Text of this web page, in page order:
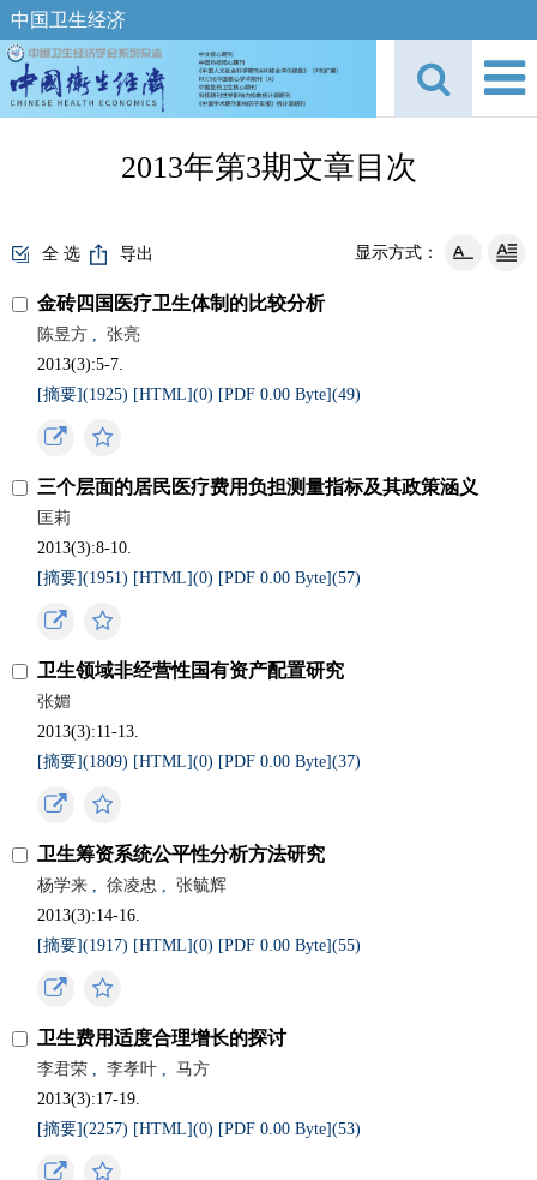
中国卫生经济
2013年第3期文章目次
全 选 导出 显示方式：
金砖四国医疗卫生体制的比较分析
陈昱方 ,
张亮
2013(3):5-7.
[摘要](1925) [HTML](0) [PDF 0.00 Byte](49)
三个层面的居民医疗费用负担测量指标及其政策涵义
匡莉
2013(3):8-10.
[摘要](1951) [HTML](0) [PDF 0.00 Byte](57)
卫生领域非经营性国有资产配置研究
张媚
2013(3):11-13.
[摘要](1809) [HTML](0) [PDF 0.00 Byte](37)
卫生筹资系统公平性分析方法研究
杨学来 , 徐凌忠 ,
张毓辉
2013(3):14-16.
[摘要](1917) [HTML](0) [PDF 0.00 Byte](55)
卫生费用适度合理增长的探讨
李君荣 , 李孝叶 ,
马方
2013(3):17-19.
[摘要](2257) [HTML](0) [PDF 0.00 Byte](53)